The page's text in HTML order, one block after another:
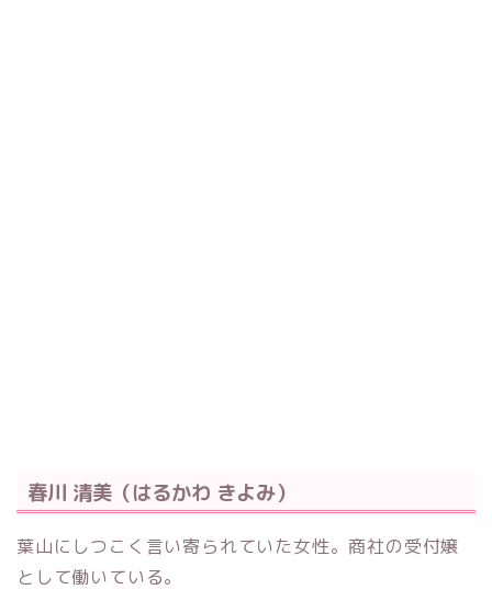
春川 清美（はるかわ きよみ）
葉山にしつこく言い寄られていた女性。商社の受付嬢
として働いている。